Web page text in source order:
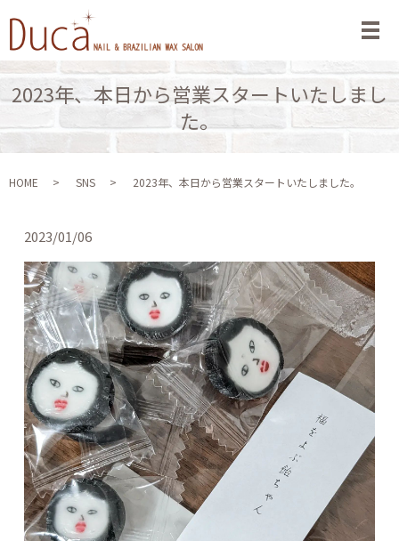
メ
2023年、本日から営業スタートいたしまし
た。
HOME SNS 2023年、本日から営業スタートいたしました。
2023/01/06